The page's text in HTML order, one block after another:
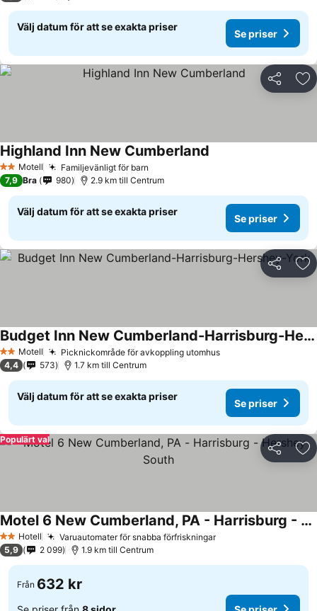
Välj datum för att se exakta priser
Se priser
Dela
2 Stjärnor
Motell Familjevänligt för barn
Highland Inn New Cumberland
7,9 Bra 980 2.9 km till Centrum
Välj datum för att se exakta priser
Se priser
Dela
2 Stjärnor
Motell Picknickområde för avkoppling utomhus
Budget Inn New Cumberland-Harrisburg-Hershey-York
4,4 573 1.7 km till Centrum
Välj datum för att se exakta priser
Se priser
Dela
Populärt val
2 Stjärnor
Hotell Varuautomater för snabba förfriskningar
Motel 6 New Cumberland, PA - Harrisburg - Hershey South
5,9 2 099 1.9 km till Centrum
Från 632 kr